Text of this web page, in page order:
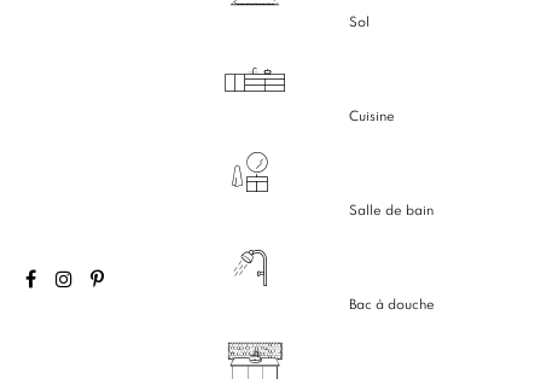
Sol
Cuisine
Salle de bain
Bac à douche